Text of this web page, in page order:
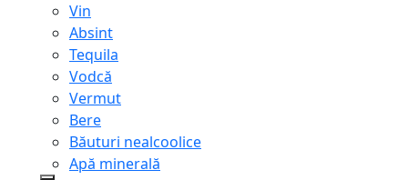
Vin
Absint
Tequila
Vodcă
Vermut
Bere
Băuturi nealcoolice
Apă minerală